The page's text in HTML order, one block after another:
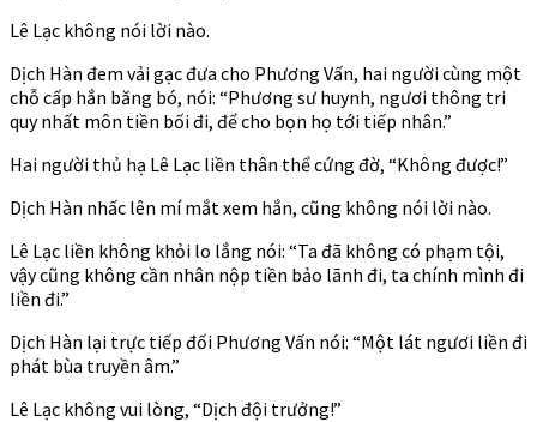
Lê Lạc không nói lời nào.
Dịch Hàn đem vải gạc đưa cho Phương Vấn, hai người cùng một
chỗ cấp hắn băng bó, nói: “Phương sư huynh, ngươi thông tri
quy nhất môn tiền bối đi, để cho bọn họ tới tiếp nhân.”
Hai người thủ hạ Lê Lạc liền thân thể cứng đờ, “Không được!”
Dịch Hàn nhấc lên mí mắt xem hắn, cũng không nói lời nào.
Lê Lạc liền không khỏi lo lắng nói: “Ta đã không có phạm tội,
vậy cũng không cần nhân nộp tiền bảo lãnh đi, ta chính mình đi
liền đi.”
Dịch Hàn lại trực tiếp đối Phương Vấn nói: “Một lát ngươi liền đi
phát bùa truyền âm.”
Lê Lạc không vui lòng, “Dịch đội trưởng!”